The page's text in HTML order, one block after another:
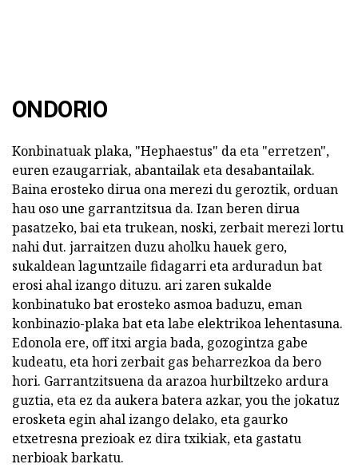
ONDORIO
Konbinatuak plaka, "Hephaestus" da eta "erretzen",
euren ezaugarriak, abantailak eta desabantailak.
Baina erosteko dirua ona merezi du geroztik, orduan
hau oso une garrantzitsua da. Izan beren dirua
pasatzeko, bai eta trukean, noski, zerbait merezi lortu
nahi dut. jarraitzen duzu aholku hauek gero,
sukaldean laguntzaile fidagarri eta arduradun bat
erosi ahal izango dituzu. ari zaren sukalde
konbinatuko bat erosteko asmoa baduzu, eman
konbinazio-plaka bat eta labe elektrikoa lehentasuna.
Edonola ere, off itxi argia bada, gozogintza gabe
kudeatu, eta hori zerbait gas beharrezkoa da bero
hori. Garrantzitsuena da arazoa hurbiltzeko ardura
guztia, eta ez da aukera batera azkar, you the jokatuz
erosketa egin ahal izango delako, eta gaurko
etxetresna prezioak ez dira txikiak, eta gastatu
nerbioak barkatu.